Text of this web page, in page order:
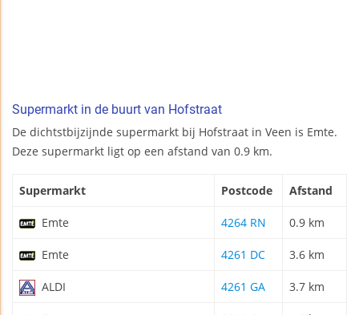
Supermarkt in de buurt van Hofstraat
De dichtstbijzijnde supermarkt bij Hofstraat in Veen is Emte.
Deze supermarkt ligt op een afstand van 0.9 km.
Supermarkt Postcode Afstand
Emte 4264 RN 0.9 km
Emte 4261 DC 3.6 km
ALDI 4261 GA 3.7 km